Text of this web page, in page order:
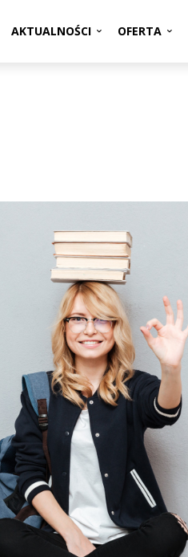
AKTUALNOŚCI OFERTA